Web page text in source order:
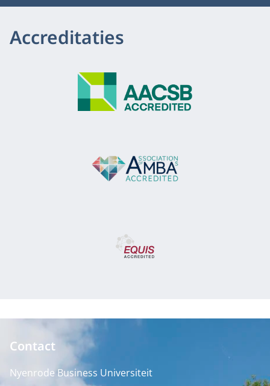
Accreditaties
Contact
Nyenrode Business Universiteit